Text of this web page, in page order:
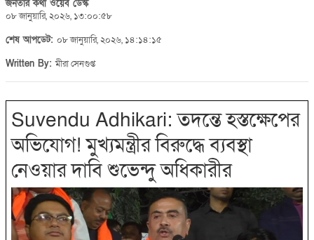
জনতার কথা ওয়েব ডেস্ক
০৮ জানুয়ারি, ২০২৬, ১৩:০০:৫৮
শেষ আপডেট: ০৮ জানুয়ারি, ২০২৬, ১৪:১৪:১৫
Written By:মীরা সেনগুপ্ত
Suvendu Adhikari: তদন্তে হস্তক্ষেপের
অভিযোগ! মুখ্যমন্ত্রীর বিরুদ্ধে ব্যবস্থা
নেওয়ার দাবি শুভেন্দু অধিকারীর